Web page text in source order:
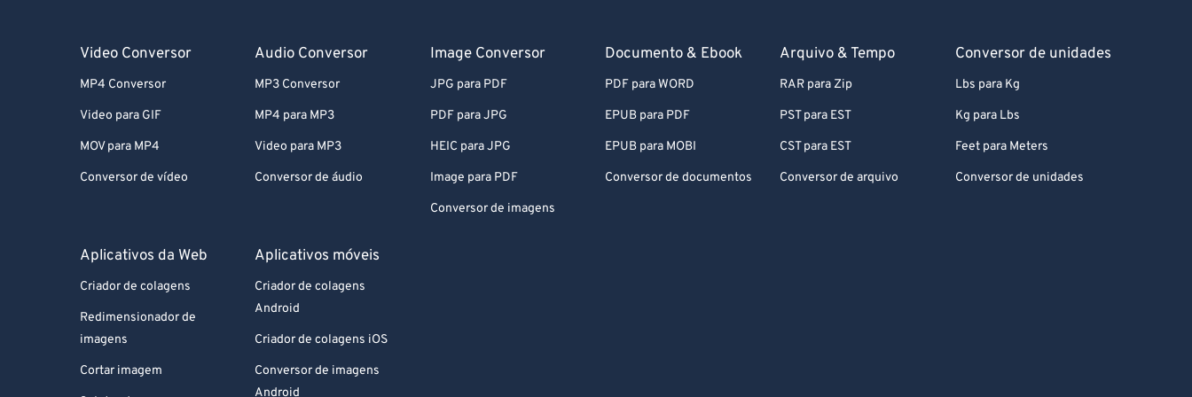
Video Conversor
MP4 Conversor
Video para GIF
MOV para MP4
Conversor de vídeo
Audio Conversor
MP3 Conversor
MP4 para MP3
Video para MP3
Conversor de áudio
Image Conversor
JPG para PDF
PDF para JPG
HEIC para JPG
Image para PDF
Conversor de imagens
Documento & Ebook
PDF para WORD
EPUB para PDF
EPUB para MOBI
Conversor de documentos
Arquivo & Tempo
RAR para Zip
PST para EST
CST para EST
Conversor de arquivo
Conversor de unidades
Lbs para Kg
Kg para Lbs
Feet para Meters
Conversor de unidades
Aplicativos da Web
Criador de colagens
Redimensionador de
imagens
Cortar imagem
Aplicativos móveis
Criador de colagens
Android
Criador de colagens iOS
Conversor de imagens
Android